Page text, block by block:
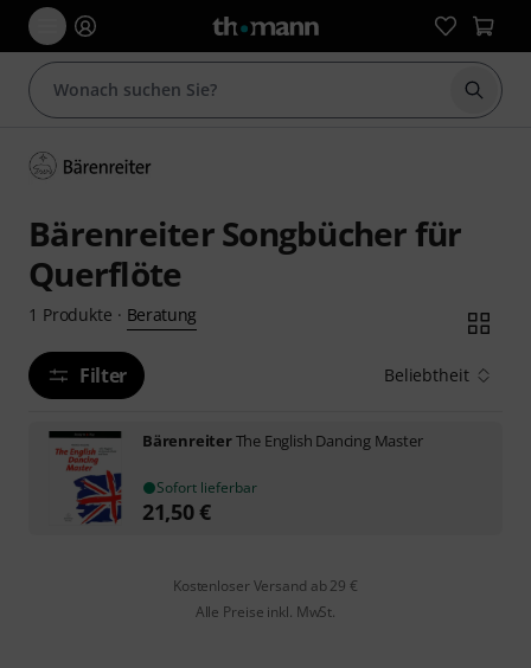
Suche
Bärenreiter Songbücher für
Querflöte
1 Produkte · Beratung
Filter Beliebtheit
BärenreiterThe English Dancing Master
Sofort lieferbar
21,50€
Kostenloser Versand ab 29 €
Alle Preise inkl. MwSt.